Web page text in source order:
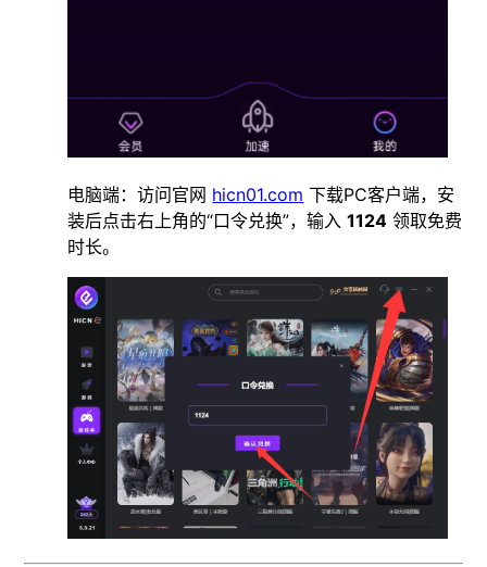
电脑端：访问官网 hicn01.com 下载PC客户端，安
装后点击右上角的“口令兑换”，输入1124 领取免费
时长。